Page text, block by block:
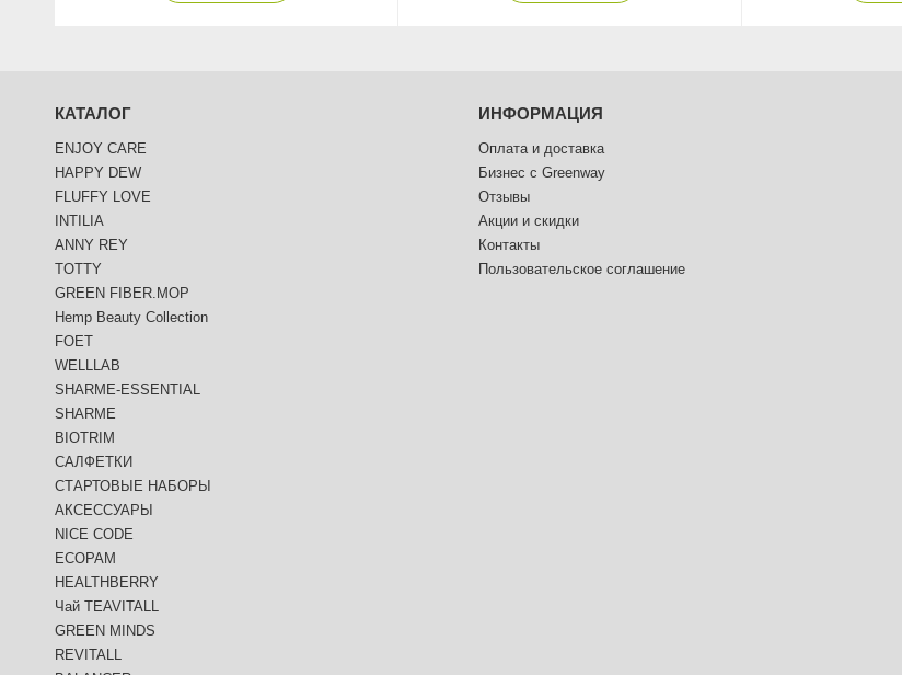
КАТАЛОГ
ENJOY CARE
HAPPY DEW
FLUFFY LOVE
INTILIA
ANNY REY
TOTTY
GREEN FIBER.MOP
Hemp Beauty Collection
FOET
WELLLAB
SHARME-ESSENTIAL
SHARME
BIOTRIM
САЛФЕТКИ
СТАРТОВЫЕ НАБОРЫ
АКСЕССУАРЫ
NICE CODE
ECOPAM
HEALTHBERRY
Чай TEAVITALL
GREEN MINDS
REVITALL
ИНФОРМАЦИЯ
Оплата и доставка
Бизнес с Greenway
Отзывы
Акции и скидки
Контакты
Пользовательское соглашение